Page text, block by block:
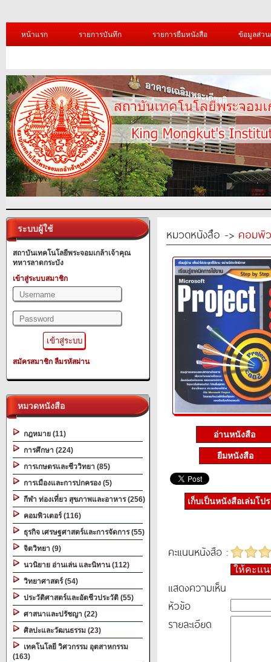
หน้าแรก รายการบันทึก รายการยืมหนังสือ ข้อมูลส่ว
ระบบผู้ใช้
สถาบันเทคโนโลยีพระจอมเกล้าเจ้าคุณ
ทหารลาดกระบัง
เข้าสู่ระบบสมาชิก
สมัครสมาชิก ลืมรหัสผ่าน
หมวดหนังสือ
กฎหมาย (11)
การศึกษา (224)
การเกษตรและชีววิทยา (85)
การเมืองและการปกครอง (5)
กีฬา ท่องเที่ยว สุขภาพและอาหาร (256)
คอมพิวเตอร์ (116)
ธุรกิจ เศรษฐศาสตร์และการจัดการ (55)
จิตวิทยา (9)
นวนิยาย อ่านเล่น และนิทาน (112)
วิทยาศาสตร์ (54)
ประวัติศาสตร์และอัตชีวประวัติ (55)
ศาสนาและปรัชญา (22)
ศิลปะและวัฒนธรรม (23)
เทคโนโลยี วิศวกรรม อุตสาหกรรม
(163)
หมวดหนังสือ -> คอมพิ
อ่านหนังสือ
ยืมหนังสือ
เก็บเป็นหนังสือเล่มโป
คะแนนหนังสือ :
ให้คะแ
แสดงความเห็น
หัวข้อ
รายละเอียด